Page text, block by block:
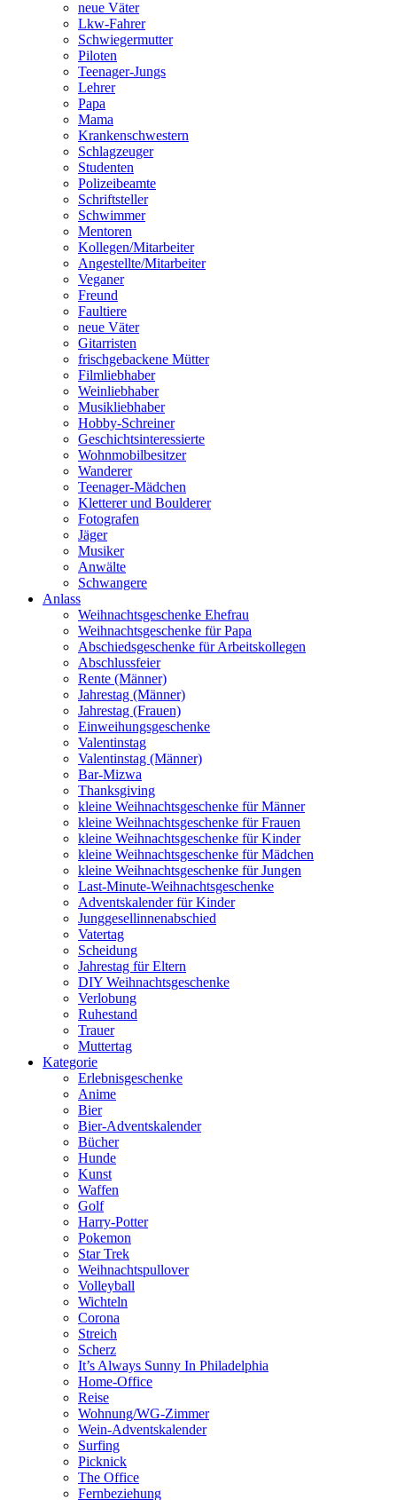
neue Väter
Lkw-Fahrer
Schwiegermutter
Piloten
Teenager-Jungs
Lehrer
Papa
Mama
Krankenschwestern
Schlagzeuger
Studenten
Polizeibeamte
Schriftsteller
Schwimmer
Mentoren
Kollegen/Mitarbeiter
Angestellte/Mitarbeiter
Veganer
Freund
Faultiere
neue Väter
Gitarristen
frischgebackene Mütter
Filmliebhaber
Weinliebhaber
Musikliebhaber
Hobby-Schreiner
Geschichtsinteressierte
Wohnmobilbesitzer
Wanderer
Teenager-Mädchen
Kletterer und Boulderer
Fotografen
Jäger
Musiker
Anwälte
Schwangere
Anlass
Weihnachtsgeschenke Ehefrau
Weihnachtsgeschenke für Papa
Abschiedsgeschenke für Arbeitskollegen
Abschlussfeier
Rente (Männer)
Jahrestag (Männer)
Jahrestag (Frauen)
Einweihungsgeschenke
Valentinstag
Valentinstag (Männer)
Bar-Mizwa
Thanksgiving
kleine Weihnachtsgeschenke für Männer
kleine Weihnachtsgeschenke für Frauen
kleine Weihnachtsgeschenke für Kinder
kleine Weihnachtsgeschenke für Mädchen
kleine Weihnachtsgeschenke für Jungen
Last-Minute-Weihnachtsgeschenke
Adventskalender für Kinder
Junggesellinnenabschied
Vatertag
Scheidung
Jahrestag für Eltern
DIY Weihnachtsgeschenke
Verlobung
Ruhestand
Trauer
Muttertag
Kategorie
Erlebnisgeschenke
Anime
Bier
Bier-Adventskalender
Bücher
Hunde
Kunst
Waffen
Golf
Harry-Potter
Pokemon
Star Trek
Weihnachtspullover
Volleyball
Wichteln
Corona
Streich
Scherz
It’s Always Sunny In Philadelphia
Home-Office
Reise
Wohnung/WG-Zimmer
Wein-Adventskalender
Surfing
Picknick
The Office
Fernbeziehung